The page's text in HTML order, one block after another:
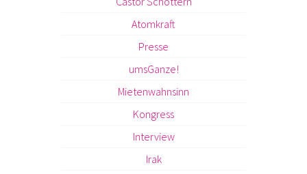
Atomkraft
Presse
umsGanze!
Mietenwahnsinn
Kongress
Interview
Irak